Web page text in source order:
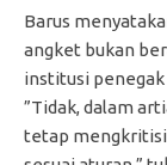
Barus
angket bukan
institusi
”Tidak, dalam
tetap mengkritisi